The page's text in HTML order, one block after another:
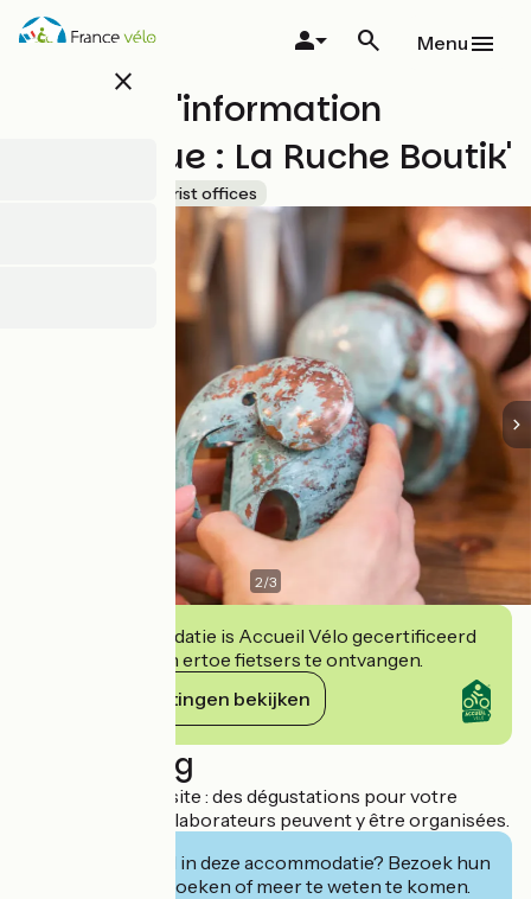
Overslaan
en
close
Menu
Bureau d'information
touristique : La Ruche Boutik'
Tourist offices
2/3
Deze accommodatie is Accueil Vélo gecertificeerd
en verbindt zich ertoe fietsers te ontvangen.
Haar verplichtingen bekijken
Beschrijving
Le + pour votre visite : des dégustations pour votre
groupe ou vos collaborateurs peuvent y être organisées.
Geïnteresseerd in deze accommodatie? Bezoek hun
website om te boeken of meer te weten te komen.